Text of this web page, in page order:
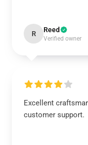
R Reed
Verified owner
Excellent
customer support.